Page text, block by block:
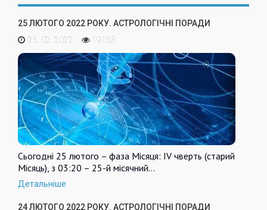
25 ЛЮТОГО 2022 РОКУ. АСТРОЛОГІЧНІ ПОРАДИ
25. 02. 2022
19153
Сьогодні 25 лютого – фаза Місяця: IV чверть (старий
Місяць), з 03:20 – 25-й місячний…
Детальніше
24 ЛЮТОГО 2022 РОКУ. АСТРОЛОГІЧНІ ПОРАДИ